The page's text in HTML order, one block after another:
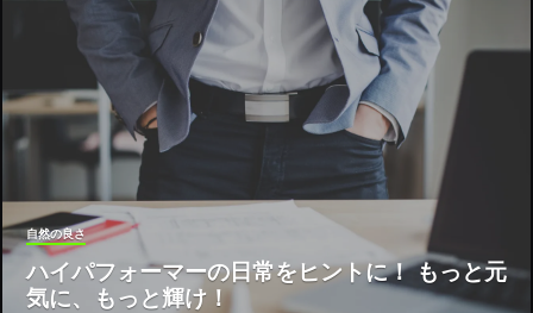
自然の良さ
ハイパフォーマーの日常をヒントに！ もっと元
気に、もっと輝け！